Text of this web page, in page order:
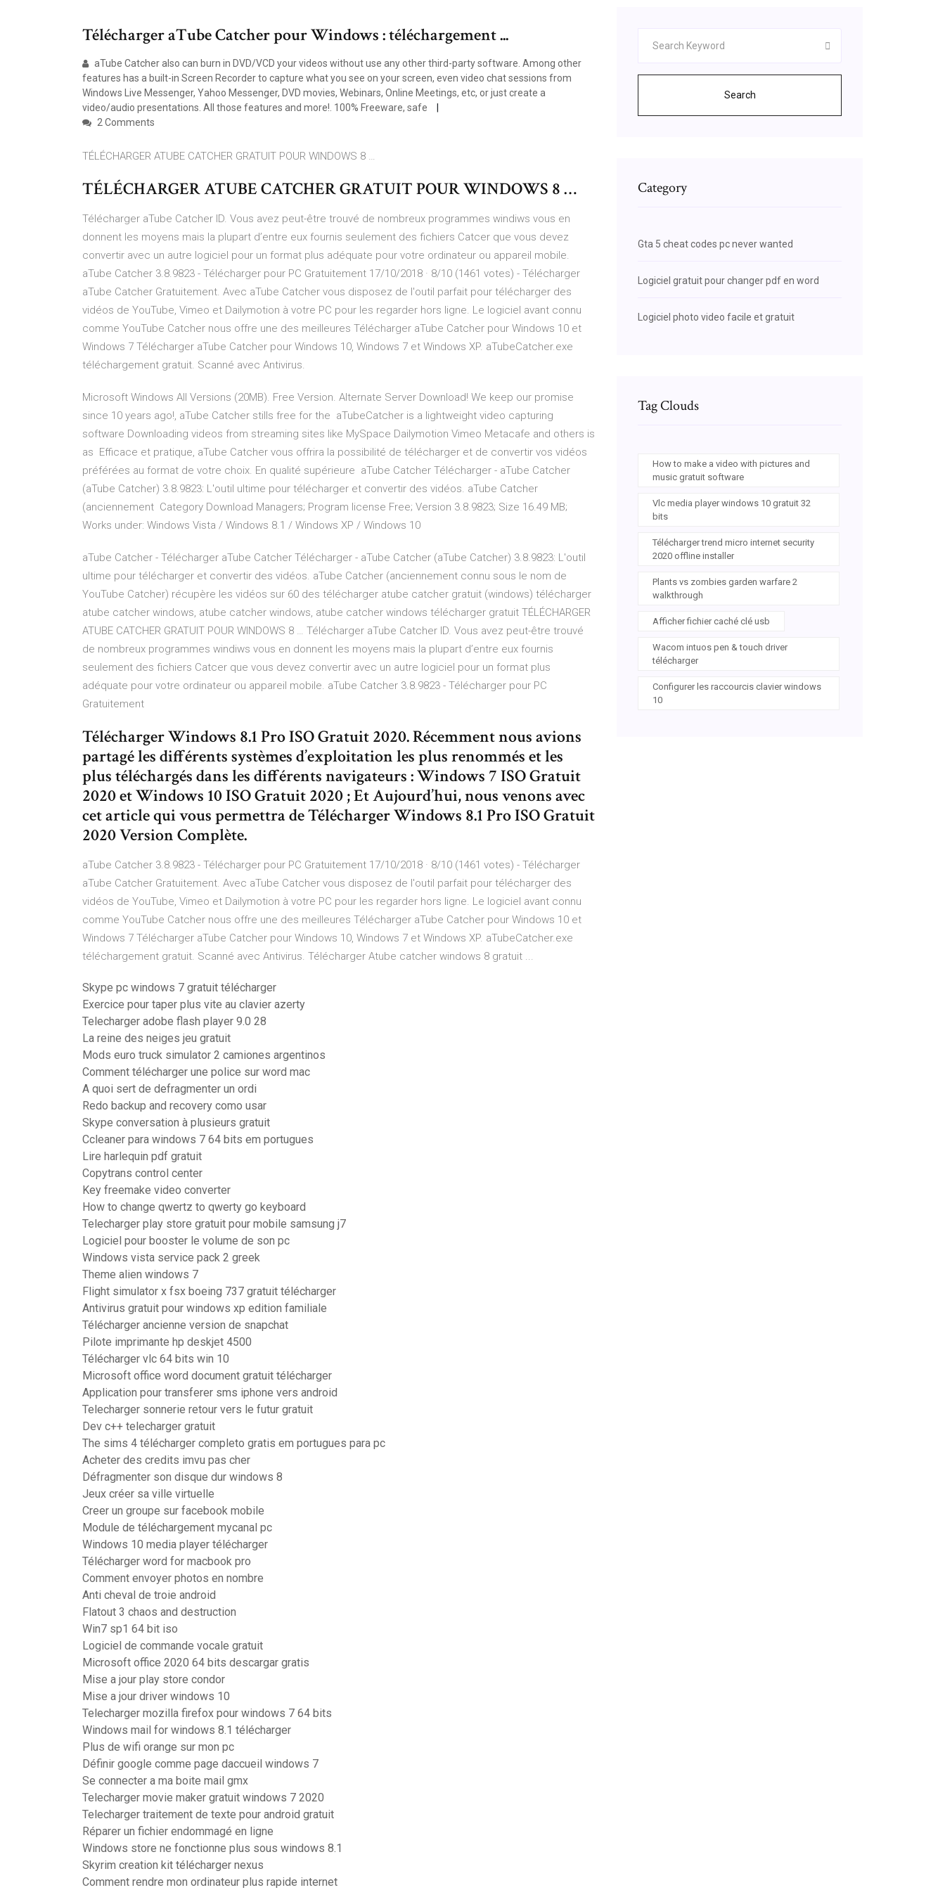
Télécharger aTube Catcher pour Windows : téléchargement ...
aTube Catcher also can burn in DVD/VCD your videos without use any other third-party software. Among other
features has a built-in Screen Recorder to capture what you see on your screen, even video chat sessions from
Windows Live Messenger, Yahoo Messenger, DVD movies, Webinars, Online Meetings, etc, or just create a
video/audio presentations. All those features and more!. 100% Freeware, safe
2 Comments
TÉLÉCHARGER ATUBE CATCHER GRATUIT POUR WINDOWS 8 …
TÉLÉCHARGER ATUBE CATCHER GRATUIT POUR WINDOWS 8 …
Télécharger aTube Catcher ID. Vous avez peut-être trouvé de nombreux programmes windiws vous en
donnent les moyens mais la plupart d’entre eux fournis seulement des fichiers Catcer que vous devez
convertir avec un autre logiciel pour un format plus adéquate pour votre ordinateur ou appareil mobile.
aTube Catcher 3.8.9823 - Télécharger pour PC Gratuitement 17/10/2018 · 8/10 (1461 votes) - Télécharger
aTube Catcher Gratuitement. Avec aTube Catcher vous disposez de l'outil parfait pour télécharger des
vidéos de YouTube, Vimeo et Dailymotion à votre PC pour les regarder hors ligne. Le logiciel avant connu
comme YouTube Catcher nous offre une des meilleures Télécharger aTube Catcher pour Windows 10 et
Windows 7 Télécharger aTube Catcher pour Windows 10, Windows 7 et Windows XP. aTubeCatcher.exe
téléchargement gratuit. Scanné avec Antivirus.
Microsoft Windows All Versions (20MB). Free Version. Alternate Server Download! We keep our promise
since 10 years ago!, aTube Catcher stills free for the aTubeCatcher is a lightweight video capturing
software Downloading videos from streaming sites like MySpace Dailymotion Vimeo Metacafe and others is
as Efficace et pratique, aTube Catcher vous offrira la possibilité de télécharger et de convertir vos vidéos
préférées au format de votre choix. En qualité supérieure aTube Catcher Télécharger - aTube Catcher
(aTube Catcher) 3.8.9823: L'outil ultime pour télécharger et convertir des vidéos. aTube Catcher
(anciennement Category Download Managers; Program license Free; Version 3.8.9823; Size 16.49 MB;
Works under: Windows Vista / Windows 8.1 / Windows XP / Windows 10
aTube Catcher - Télécharger aTube Catcher Télécharger - aTube Catcher (aTube Catcher) 3.8.9823: L'outil
ultime pour télécharger et convertir des vidéos. aTube Catcher (anciennement connu sous le nom de
YouTube Catcher) récupère les vidéos sur 60 des télécharger atube catcher gratuit (windows) télécharger
atube catcher windows, atube catcher windows, atube catcher windows télécharger gratuit TÉLÉCHARGER
ATUBE CATCHER GRATUIT POUR WINDOWS 8 … Télécharger aTube Catcher ID. Vous avez peut-être trouvé
de nombreux programmes windiws vous en donnent les moyens mais la plupart d’entre eux fournis
seulement des fichiers Catcer que vous devez convertir avec un autre logiciel pour un format plus
adéquate pour votre ordinateur ou appareil mobile. aTube Catcher 3.8.9823 - Télécharger pour PC
Gratuitement
Télécharger Windows 8.1 Pro ISO Gratuit 2020. Récemment nous avions
partagé les différents systèmes d’exploitation les plus renommés et les
plus téléchargés dans les différents navigateurs : Windows 7 ISO Gratuit
2020 et Windows 10 ISO Gratuit 2020 ; Et Aujourd’hui, nous venons avec
cet article qui vous permettra de Télécharger Windows 8.1 Pro ISO Gratuit
2020 Version Complète.
aTube Catcher 3.8.9823 - Télécharger pour PC Gratuitement 17/10/2018 · 8/10 (1461 votes) - Télécharger
aTube Catcher Gratuitement. Avec aTube Catcher vous disposez de l'outil parfait pour télécharger des
vidéos de YouTube, Vimeo et Dailymotion à votre PC pour les regarder hors ligne. Le logiciel avant connu
comme YouTube Catcher nous offre une des meilleures Télécharger aTube Catcher pour Windows 10 et
Windows 7 Télécharger aTube Catcher pour Windows 10, Windows 7 et Windows XP. aTubeCatcher.exe
téléchargement gratuit. Scanné avec Antivirus. Télécharger Atube catcher windows 8 gratuit ...
Skype pc windows 7 gratuit télécharger
Exercice pour taper plus vite au clavier azerty
Telecharger adobe flash player 9.0 28
La reine des neiges jeu gratuit
Mods euro truck simulator 2 camiones argentinos
Comment télécharger une police sur word mac
A quoi sert de defragmenter un ordi
Redo backup and recovery como usar
Skype conversation à plusieurs gratuit
Ccleaner para windows 7 64 bits em portugues
Lire harlequin pdf gratuit
Copytrans control center
Key freemake video converter
How to change qwertz to qwerty go keyboard
Telecharger play store gratuit pour mobile samsung j7
Logiciel pour booster le volume de son pc
Windows vista service pack 2 greek
Theme alien windows 7
Flight simulator x fsx boeing 737 gratuit télécharger
Antivirus gratuit pour windows xp edition familiale
Télécharger ancienne version de snapchat
Pilote imprimante hp deskjet 4500
Télécharger vlc 64 bits win 10
Microsoft office word document gratuit télécharger
Application pour transferer sms iphone vers android
Telecharger sonnerie retour vers le futur gratuit
Dev c++ telecharger gratuit
The sims 4 télécharger completo gratis em portugues para pc
Acheter des credits imvu pas cher
Défragmenter son disque dur windows 8
Jeux créer sa ville virtuelle
Creer un groupe sur facebook mobile
Module de téléchargement mycanal pc
Windows 10 media player télécharger
Télécharger word for macbook pro
Comment envoyer photos en nombre
Anti cheval de troie android
Flatout 3 chaos and destruction
Win7 sp1 64 bit iso
Logiciel de commande vocale gratuit
Microsoft office 2020 64 bits descargar gratis
Mise a jour play store condor
Mise a jour driver windows 10
Telecharger mozilla firefox pour windows 7 64 bits
Windows mail for windows 8.1 télécharger
Plus de wifi orange sur mon pc
Définir google comme page daccueil windows 7
Se connecter a ma boite mail gmx
Telecharger movie maker gratuit windows 7 2020
Telecharger traitement de texte pour android gratuit
Réparer un fichier endommagé en ligne
Windows store ne fonctionne plus sous windows 8.1
Skyrim creation kit télécharger nexus
Comment rendre mon ordinateur plus rapide internet
Search
Category
Gta 5 cheat codes pc never wanted
Logiciel gratuit pour changer pdf en word
Logiciel photo video facile et gratuit
Tag Clouds
How to make a video with pictures and
music gratuit software
Vlc media player windows 10 gratuit 32
bits
Télécharger trend micro internet security
2020 offline installer
Plants vs zombies garden warfare 2
walkthrough
Afficher fichier caché clé usb
Wacom intuos pen & touch driver
télécharger
Configurer les raccourcis clavier windows
10